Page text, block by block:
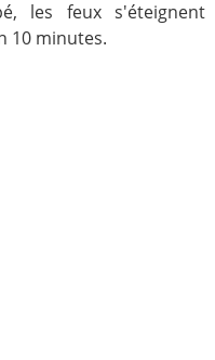
les feux s'éteignent
10 minutes.